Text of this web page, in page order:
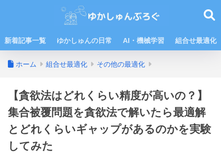
新着記事一覧 ゆかしゅんの日常 AI・機械学習 組合せ最適化
ホーム 組合せ最適化 その他の最適化
【貪欲法はどれくらい精度が高いの？】
集合被覆問題を貪欲法で解いたら最適解
とどれくらいギャップがあるのかを実験
してみた